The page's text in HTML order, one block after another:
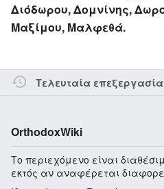
Διόδωρου, Δομνίνης,
Μαξίμου, Μαλφεθά.
Τελευταία
OrthodoxWiki
Το περιεχόμενο είναι
εκτός αν αναφέρεται